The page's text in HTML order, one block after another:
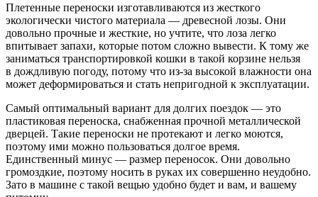
Плетенные переноски изготавливаются из жесткого
экологически чистого материала — древесной лозы. Они
довольно прочные и жесткие, но учтите, что лоза легко
впитывает запахи, которые потом сложно вывести. К тому же
заниматься транспортировкой кошки в такой корзине нельзя
в дождливую погоду, потому что из-за высокой влажности она
может деформироваться и стать непригодной к эксплуатации.
Самый оптимальный вариант для долгих поездок — это
пластиковая переноска, снабженная прочной металлической
дверцей. Такие переноски не протекают и легко моются,
поэтому ими можно пользоваться долгое время.
Единственный минус — размер переносок. Они довольно
громоздкие, поэтому носить в руках их совершенно неудобно.
Зато в машине с такой вещью удобно будет и вам, и вашему